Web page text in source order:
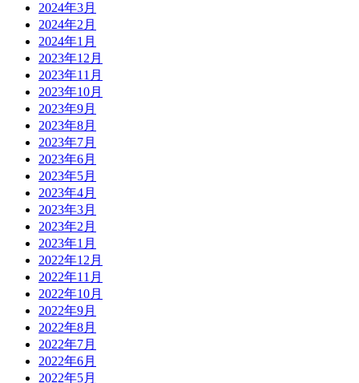
2024年3月
2024年2月
2024年1月
2023年12月
2023年11月
2023年10月
2023年9月
2023年8月
2023年7月
2023年6月
2023年5月
2023年4月
2023年3月
2023年2月
2023年1月
2022年12月
2022年11月
2022年10月
2022年9月
2022年8月
2022年7月
2022年6月
2022年5月